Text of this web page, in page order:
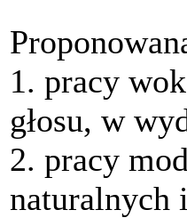
1. pracy
głosu, w
2. pracy
naturalnych